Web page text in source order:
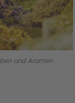
und Aromen